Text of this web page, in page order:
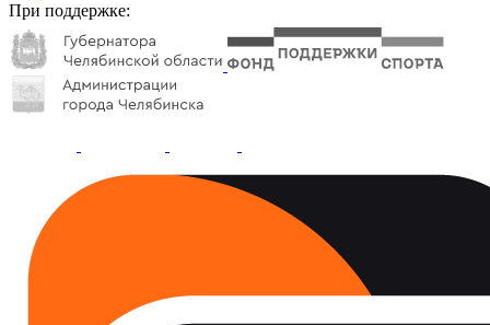
При поддержке: